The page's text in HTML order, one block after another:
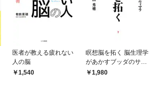
医者が教える疲れない
人の脳
1,540
瞑想脳を拓く 脳生理学
があかすブッダのサイ
エンス
1,980